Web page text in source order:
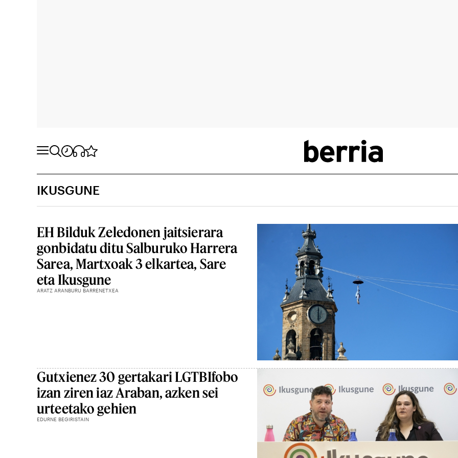
IKUSGUNE
EH Bilduk Zeledonen jaitsierara
gonbidatu ditu Salburuko Harrera
Sarea, Martxoak 3 elkartea, Sare
eta Ikusgune
ARATZ ARANBURU BARRENETXEA
Gutxienez 30 gertakari LGTBIfobo
izan ziren iaz Araban, azken sei
urteetako gehien
EDURNE BEGIRISTAIN